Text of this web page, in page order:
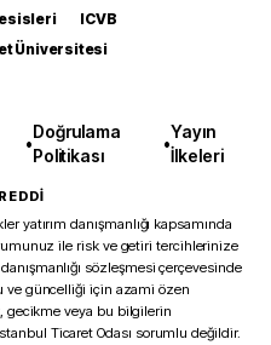
ICVB
Üniversitesi
•
Doğrulama
Politikası
•
Yayın
İlkeleri
yatırım danışmanlığı kapsamında
ile risk ve getiri tercihlerinize
sözleşmesi çerçevesinde
ve güncelliği için azami özen
gecikme veya bu bilgilerin
Ticaret Odası sorumlu değildir.